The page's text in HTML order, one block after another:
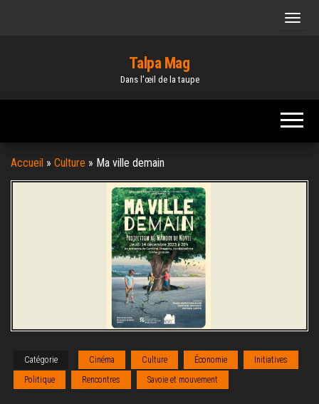
Talpa Mag
Dans l'œil de la taupe
Accueil » Culture » Ma ville demain
Catégorie Cinéma Culture Économie
Initiatives
Politique
Rencontres Savoie et mouvement